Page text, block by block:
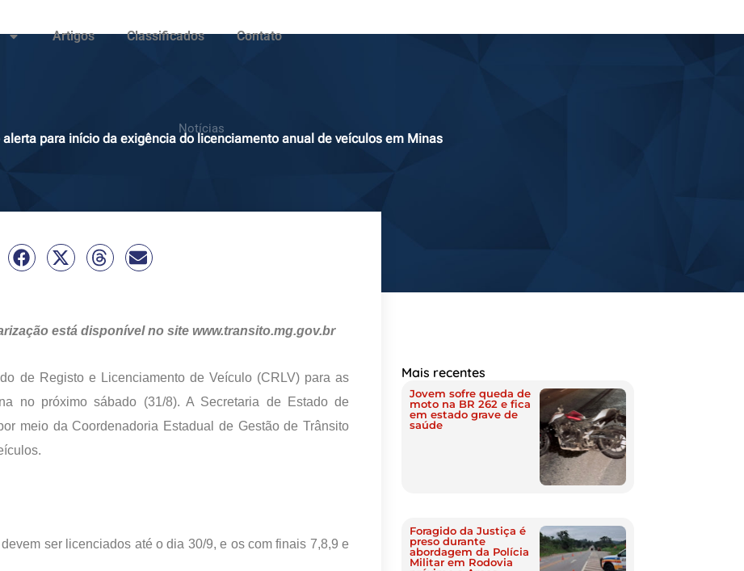
Artigos Classificados Contato
Notícias
alerta para início da exigência do licenciamento anual de veículos em Minas
está disponível no site www.transito.mg.gov.br
de Registo e Licenciamento de Veículo (CRLV) para as
no próximo sábado (31/8). A Secretaria de Estado de
meio da Coordenadoria Estadual de Gestão de Trânsito
ser licenciados até o dia 30/9, e os com finais 7,8,9 e
Mais recentes
Jovem sofre queda de
moto na BR 262 e fica
em estado grave de
saúde
Foragido da Justiça é
preso durante
abordagem da Polícia
Militar em Rodovia